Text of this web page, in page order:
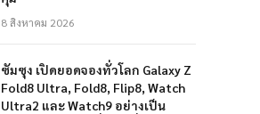
8 สิงหาคม 2026
ซัมซุง เปิดยอดจองทั่วโลก Galaxy Z
Fold8 Ultra, Fold8, Flip8, Watch
Ultra2 และ Watch9 อย่างเป็น